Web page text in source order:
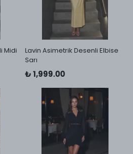
Midi
Lavin Asimetrik Desenli Elbise
Sarı
₺ 1,999.00